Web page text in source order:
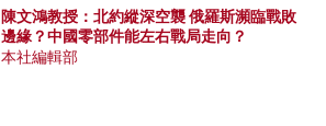
陳文鴻教授：北約縱深空襲 俄羅斯瀕臨戰敗
邊緣？中國零部件能左右戰局走向？
本社編輯部